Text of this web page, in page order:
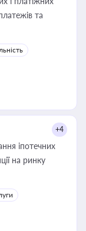
+4
іпотечних
на ринку